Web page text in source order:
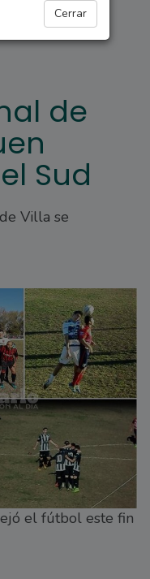
Cerrar
de
Sud
Villa se
el fútbol este fin